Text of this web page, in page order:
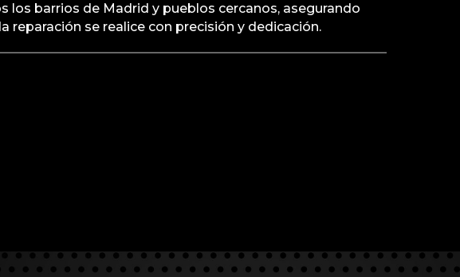
los barrios de Madrid y pueblos cercanos, asegurando
reparación se realice con precisión y dedicación.